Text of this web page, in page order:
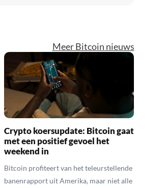
Meer Bitcoin nieuws
Crypto koersupdate: Bitcoin gaat
met een positief gevoel het
weekend in
Bitcoin profiteert van het teleurstellende
banenrapport uit Amerika, maar niet alle